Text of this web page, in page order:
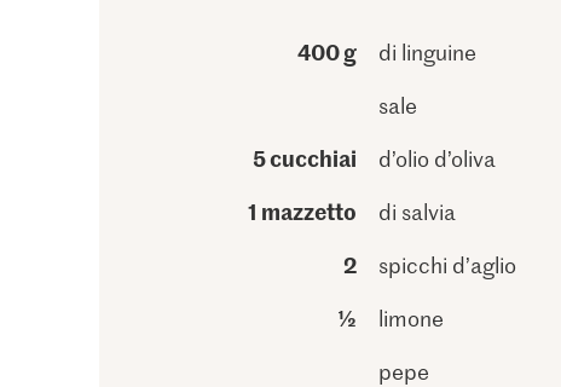
400 g
di linguine
sale
5 cucchiai d’olio d’oliva
1 mazzetto di salvia
2 spicchi d’aglio
½
limone
pepe